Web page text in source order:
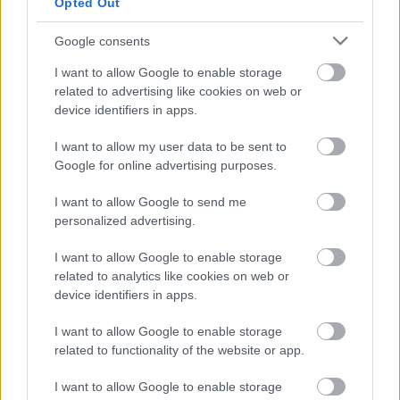
Google consents
I want to allow Google to enable storage
related to advertising like cookies on web or
device identifiers in apps.
I want to allow my user data to be sent to
Google for online advertising purposes.
I want to allow Google to send me
personalized advertising.
I want to allow Google to enable storage
related to analytics like cookies on web or
device identifiers in apps.
I want to allow Google to enable storage
related to functionality of the website or app.
I want to allow Google to enable storage
Hírlevél feliratkozás
Adja meg keresztnevét:
Adja
meg e-mail címét:
Megismertem és elfogadom aGDPR-szabályzatot
Nem szeretne lemaradni semmiről? Csak egy kattintás, és hírlevelünk a
legfrissebb információkkal és exkluzív tartalmakkal hétről hétre